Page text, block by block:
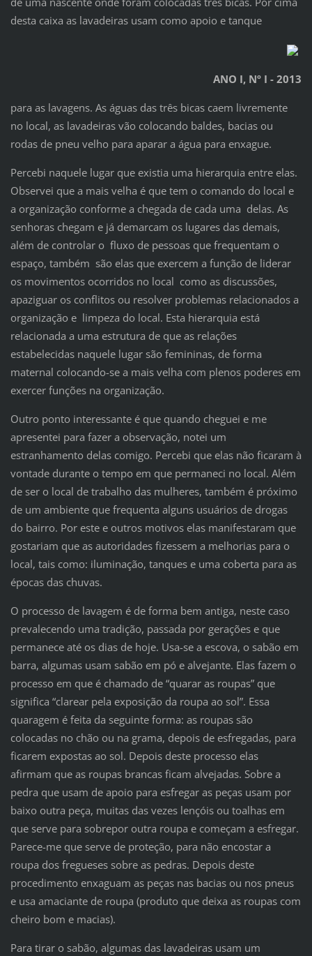
desta caixa as lavadeiras usam como apoio e tanque
ANO I, Nº I - 2013
para as lavagens. As águas das três bicas caem livremente
no local, as lavadeiras vão colocando baldes, bacias ou
rodas de pneu velho para aparar a água para enxague.
Percebi naquele lugar que existia uma hierarquia entre elas.
Observei que a mais velha é que tem o comando do local e
a organização conforme a chegada de cada uma delas. As
senhoras chegam e já demarcam os lugares das demais,
além de controlar o fluxo de pessoas que frequentam o
espaço, também são elas que exercem a função de liderar
os movimentos ocorridos no local como as discussões,
apaziguar os conflitos ou resolver problemas relacionados a
organização e limpeza do local. Esta hierarquia está
relacionada a uma estrutura de que as relações
estabelecidas naquele lugar são femininas, de forma
maternal colocando-se a mais velha com plenos poderes em
exercer funções na organização.
Outro ponto interessante é que quando cheguei e me
apresentei para fazer a observação, notei um
estranhamento delas comigo. Percebi que elas não ficaram à
vontade durante o tempo em que permaneci no local. Além
de ser o local de trabalho das mulheres, também é próximo
de um ambiente que frequenta alguns usuários de drogas
do bairro. Por este e outros motivos elas manifestaram que
gostariam que as autoridades fizessem a melhorias para o
local, tais como: iluminação, tanques e uma coberta para as
épocas das chuvas.
O processo de lavagem é de forma bem antiga, neste caso
prevalecendo uma tradição, passada por gerações e que
permanece até os dias de hoje. Usa-se a escova, o sabão em
barra, algumas usam sabão em pó e alvejante. Elas fazem o
processo em que é chamado de “quarar as roupas” que
significa “clarear pela exposição da roupa ao sol”. Essa
quaragem é feita da seguinte forma: as roupas são
colocadas no chão ou na grama, depois de esfregadas, para
ficarem expostas ao sol. Depois deste processo elas
afirmam que as roupas brancas ficam alvejadas. Sobre a
pedra que usam de apoio para esfregar as peças usam por
baixo outra peça, muitas das vezes lençóis ou toalhas em
que serve para sobrepor outra roupa e começam a esfregar.
Parece-me que serve de proteção, para não encostar a
roupa dos fregueses sobre as pedras. Depois deste
procedimento enxaguam as peças nas bacias ou nos pneus
e usa amaciante de roupa (produto que deixa as roupas com
cheiro bom e macias).
Para tirar o sabão, algumas das lavadeiras usam um